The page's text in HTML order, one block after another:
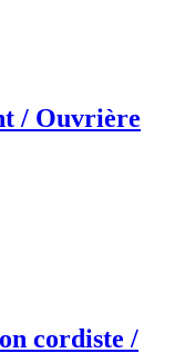
/ Ouvrière
cordiste /